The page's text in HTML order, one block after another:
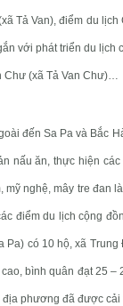
Tả Van), điểm du
với phát triển du
Chư (xã Tả Van Chư)…
đến Sa Pa và Bắc
nấu ăn, thực hiện
nghệ, mây tre đan
điểm du lịch cộng
Pa) có 10 hộ, xã
bình quân đạt 25 –
phương đã được